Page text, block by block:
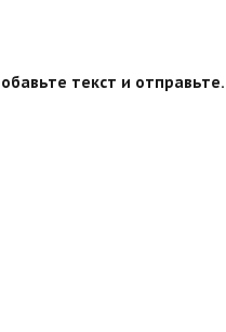
текст и отправьте.